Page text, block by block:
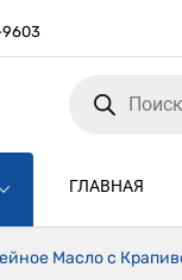
9603
ГЛАВНАЯ
Масло с